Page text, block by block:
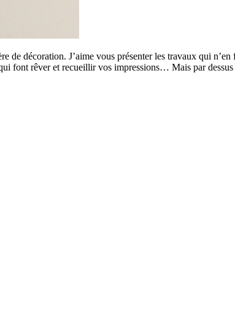
de décoration. J’aime vous présenter les travaux qui
font rêver et recueillir vos impressions… Mais par